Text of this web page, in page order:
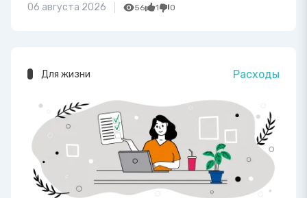
06 августа 2026 56 1 0
Для жизни Расходы